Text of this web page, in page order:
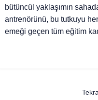
bütüncül yaklaşımın
antrenörünü, bu tutkuyu
emeği geçen tüm eğitim